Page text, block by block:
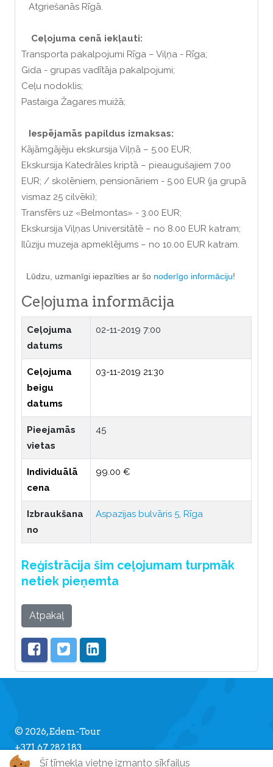
Atgriešanās Rīgā.
Ceļojuma cenā iekļauti:
Transporta pakalpojumi Rīga – Viļņa - Rīga;
Gida - grupas vadītāja pakalpojumi;
Ceļu nodoklis;
Pastaiga Žagares muižā;
Iespējamās papildus izmaksas:
Kājāmgājēju ekskursija Viļņā – 5.00 EUR;
Ekskursija Katedrāles kriptā – pieaugušajiem 7.00
EUR; / skolēniem, pensionāriem - 5.00 EUR (ja grupā
vismaz 25 cilvēki);
Transfērs uz «Belmontas» - 3.00 EUR;
Ekskursija Viļņas Universitātē – no 8.00 EUR katram;
Ilūziju muzeja apmeklējums – no 10.00 EUR katram.
Lūdzu, uzmanīgi iepazīties ar šo noderīgo informāciju!
Ceļojuma informācija
Ceļojuma
datums
02-11-2019 7:00
Ceļojuma
beigu
datums
03-11-2019 21:30
Pieejamās
vietas
45
Individuālā
cena
99.00 €
Izbraukšana
no
Aspazijas bulvāris 5, Rīga
Reģistrācija šim ceļojumam turpmāk
netiek pieņemta
Atpakaļ
© 2026, Edem-Tour
+371 67 282 183
info [] edemtour.lv
Šī tīmekļa vietne izmanto sīkfailus